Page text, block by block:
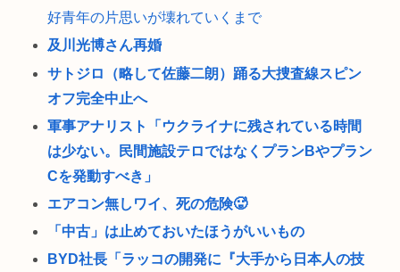
好青年の片思いが壊れていくまで
及川光博さん再婚
サトジロ（略して佐藤二朗）踊る大捜査線スピン
オフ完全中止へ
軍事アナリスト「ウクライナに残されている時間
は少ない。民間施設テロではなくプランBやプラン
Cを発動すべき」
エアコン無しワイ、死の危険🥵
「中古」は止めておいたほうがいいもの
BYD社長「ラッコの開発に『大手から日本人の技